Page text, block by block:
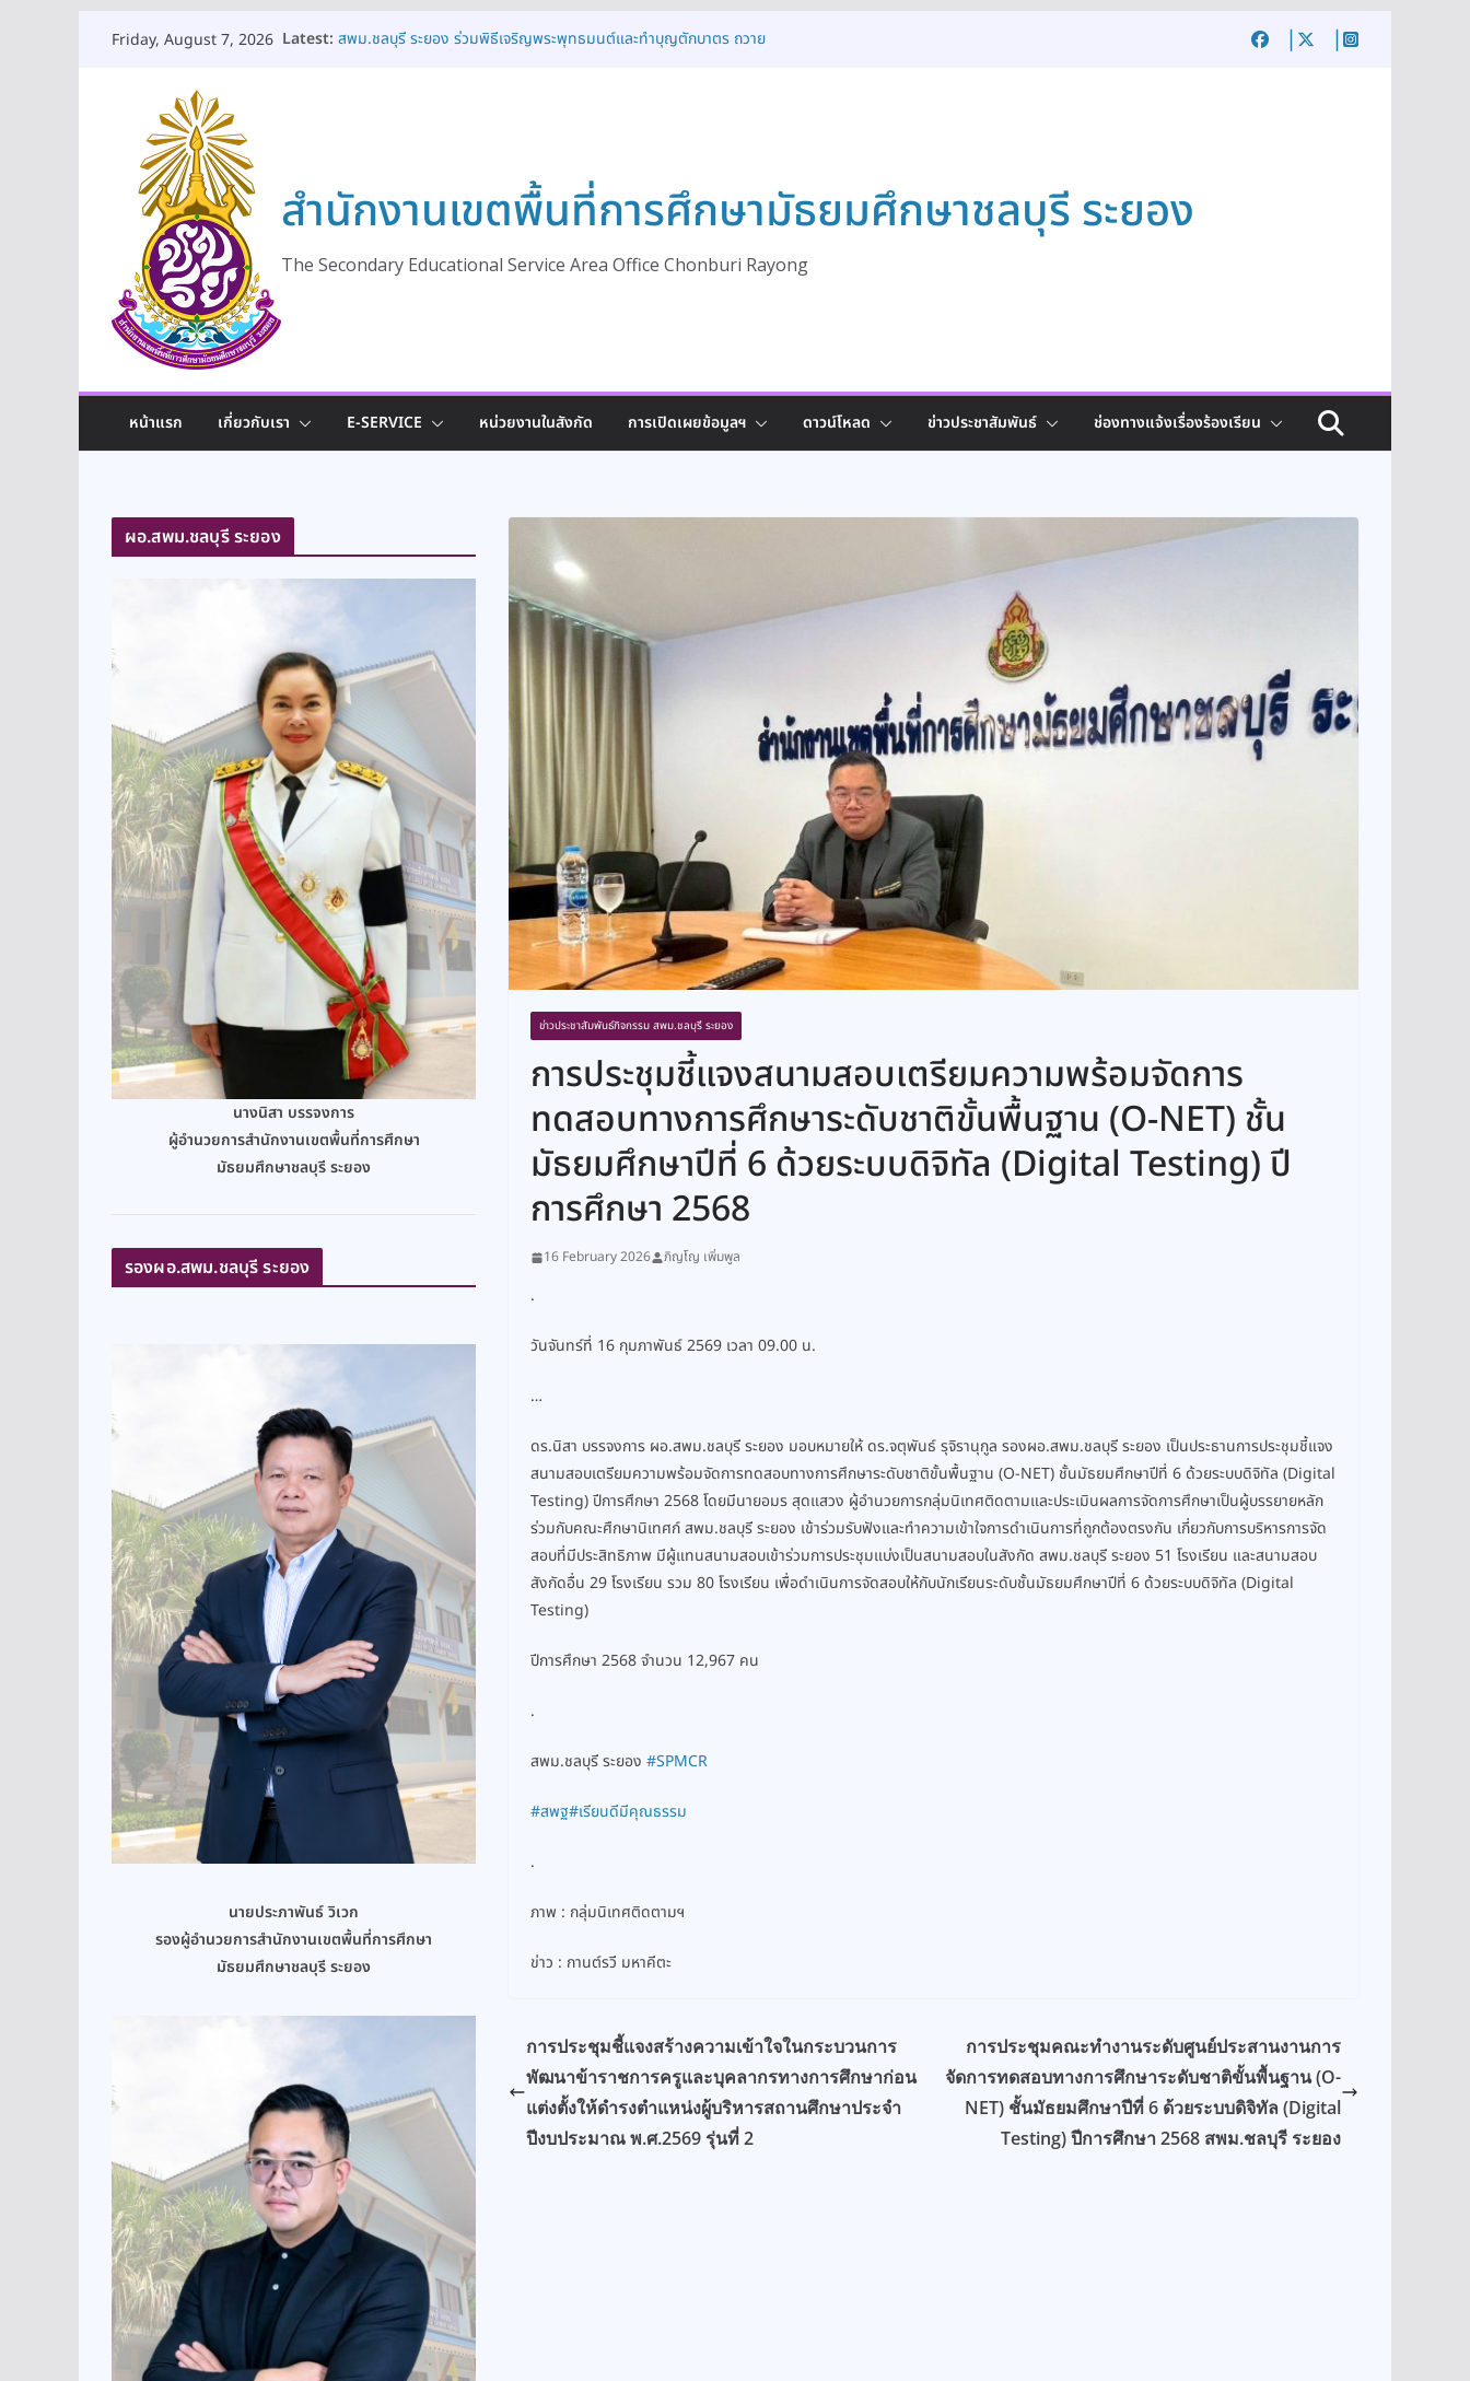
Friday, August 7, 2026 Latest: สพม.ชลบุรี ระยอง ร่วมพิธีเจริญพระพุทธมนต์ทำบุญตักบาตร และพิธี
ดูแลช่วยเหลือและคุ้มครองเด็กนักเรียนให้ได้รับโอกาสทางการศึกษาอย่าง
เท่าเทียมและมีคุณภาพ ประจำปี 2569
ร่วมแลกเปลี่ยนเรียนรู้แนวปฏิบัติที่ดี (Best Practice)
สพม.ชลบุรี ระยอง เปิดโครงการพัฒนาสภานักเรียนเพื่อขับเคลื่อน
สำนักงานเขตพื้นที่การศึกษามัธยมศึกษาชลบุรี ระยอง
The Secondary Educational Service Area Office Chonburi Rayong
หน้าแรก เกี่ยวกับเรา E-SERVICE หน่วยงานในสังกัด การเปิดเผยข้อมูลฯ ดาวน์โหลด ข่าวประชาสัมพันธ์ ช่องทางแจ้งเรื่องร้องเรียน
ข่าวประชาสัมพันธ์กิจกรรม สพม.ชลบุรี ระยอง
การประชุมชี้แจงสนามสอบเตรียมความพร้อมจัดการ
ทดสอบทางการศึกษาระดับชาติขั้นพื้นฐาน (O-NET) ชั้น
มัธยมศึกษาปีที่ 6 ด้วยระบบดิจิทัล (Digital Testing) ปี
การศึกษา 2568
16 February 2026 ภิญโญ เพิ่มพูล
.
วันจันทร์ที่ 16 กุมภาพันธ์ 2569 เวลา 09.00 น.
…
ดร.นิสา บรรจงการ ผอ.สพม.ชลบุรี ระยอง มอบหมายให้ ดร.จตุพันธ์ รุจิรานุกูล รองผอ.สพม.ชลบุรี ระยอง เป็นประธานการประชุมชี้แจง
สนามสอบเตรียมความพร้อมจัดการทดสอบทางการศึกษาระดับชาติขั้นพื้นฐาน (O-NET) ชั้นมัธยมศึกษาปีที่ 6 ด้วยระบบดิจิทัล (Digital
Testing) ปีการศึกษา 2568 โดยมีนายอมร สุดแสวง ผู้อำนวยการกลุ่มนิเทศติดตามและประเมินผลการจัดการศึกษาเป็นผู้บรรยายหลัก
ร่วมกับคณะศึกษานิเทศก์ สพม.ชลบุรี ระยอง เข้าร่วมรับฟังและทำความเข้าใจการดำเนินการที่ถูกต้องตรงกัน เกี่ยวกับการบริหารการจัด
สอบที่มีประสิทธิภาพ มีผู้แทนสนามสอบเข้าร่วมการประชุมแบ่งเป็นสนามสอบในสังกัด สพม.ชลบุรี ระยอง 51 โรงเรียน และสนามสอบ
สังกัดอื่น 29 โรงเรียน รวม 80 โรงเรียน เพื่อดำเนินการจัดสอบให้กับนักเรียนระดับชั้นมัธยมศึกษาปีที่ 6 ด้วยระบบดิจิทัล (Digital
Testing)
ปีการศึกษา 2568 จำนวน 12,967 คน
.
สพม.ชลบุรี ระยอง #SPMCR
#สพฐ#เรียนดีมีคุณธรรม
.
ภาพ : กลุ่มนิเทศติดตามฯ
ข่าว : กานต์รวี มหาคีตะ
การประชุมชี้แจงสร้างความเข้าใจในกระบวนการ
พัฒนาข้าราชการครูและบุคลากรทางการศึกษาก่อน
แต่งตั้งให้ดำรงตำแหน่งผู้บริหารสถานศึกษาประจำ
ปีงบประมาณ พ.ศ.2569 รุ่นที่ 2
การประชุมคณะทำงานระดับศูนย์ประสานงานการ
จัดการทดสอบทางการศึกษาระดับชาติขั้นพื้นฐาน (O-
NET) ชั้นมัธยมศึกษาปีที่ 6 ด้วยระบบดิจิทัล (Digital
Testing) ปีการศึกษา 2568 สพม.ชลบุรี ระยอง
ผอ.สพม.ชลบุรี ระยอง
นางนิสา บรรจงการ
ผู้อำนวยการสำนักงานเขตพื้นที่การศึกษา
มัธยมศึกษาชลบุรี ระยอง
รองผอ.สพม.ชลบุรี ระยอง
นายประภาพันธ์ วิเวก
รองผู้อำนวยการสำนักงานเขตพื้นที่การศึกษา
มัธยมศึกษาชลบุรี ระยอง